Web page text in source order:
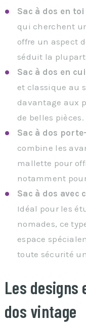
Sac à dos en
qui cherchent
offre un aspect
séduit la plupart
Sac à dos en
et classique au
davantage aux
de belles pièces.
Sac à dos
combine les
mallette pour
notamment
Sac à dos
Idéal pour les
nomades, ce
espace
toute sécurité
Les designs
dos vintage